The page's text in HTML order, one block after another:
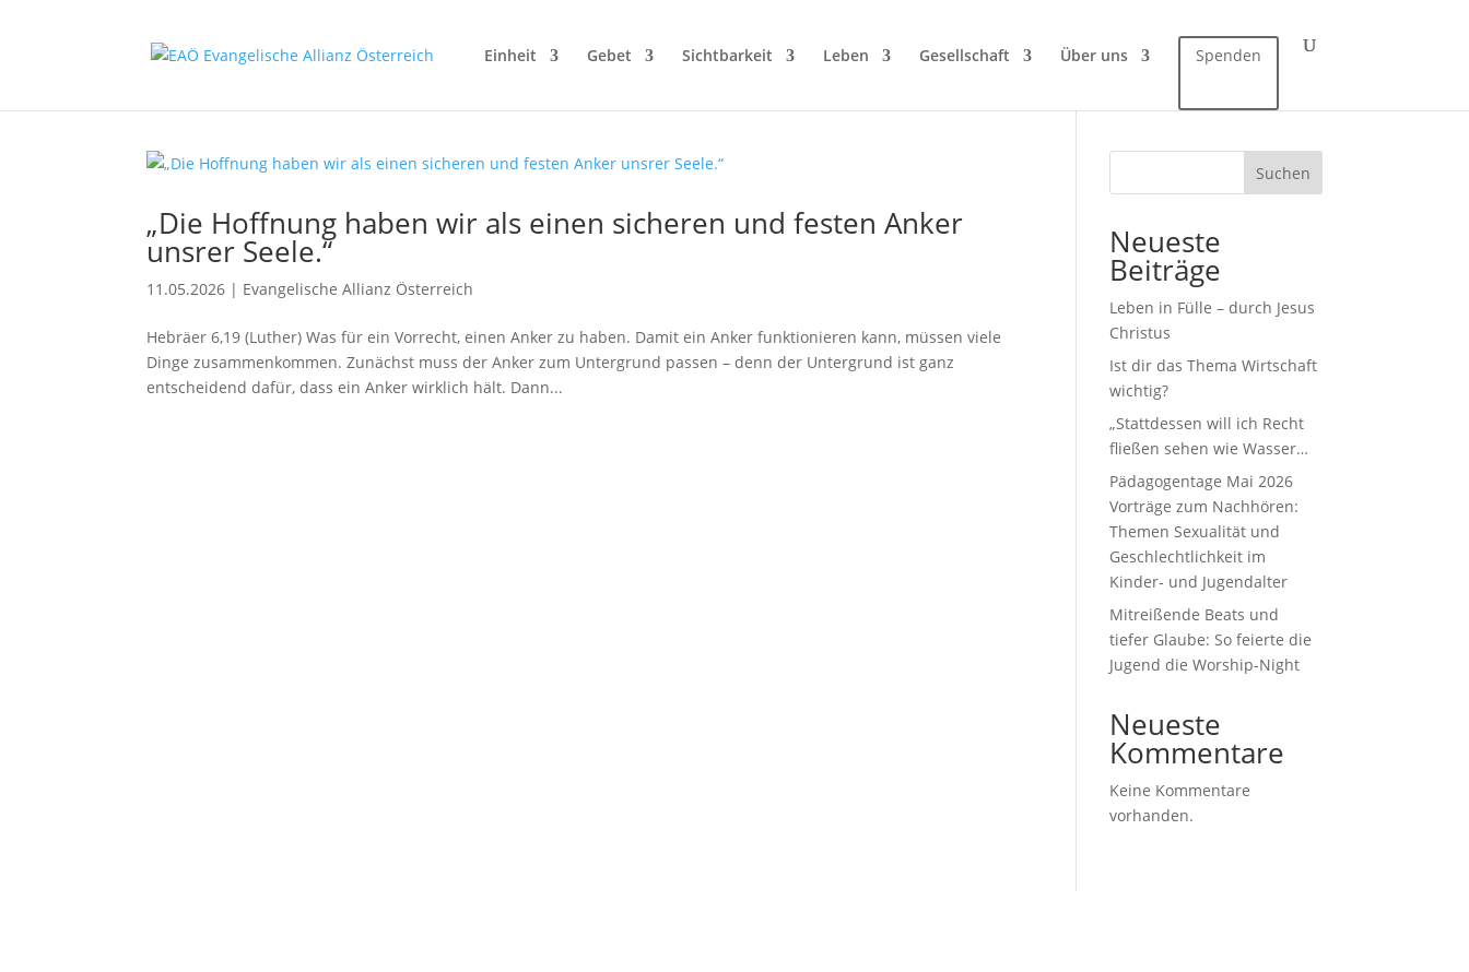
Einheit Gebet Sichtbarkeit Leben Gesellschaft Über uns Spenden
„Die Hoffnung haben wir als einen sicheren und festen Anker
unsrer Seele.“
11.05.2026 | Evangelische Allianz Österreich
Hebräer 6,19 (Luther) Was für ein Vorrecht, einen Anker zu haben. Damit ein Anker funktionieren kann, müssen viele
Dinge zusammenkommen. Zunächst muss der Anker zum Untergrund passen – denn der Untergrund ist ganz
entscheidend dafür, dass ein Anker wirklich hält. Dann...
Suchen
Neueste
Beiträge
Leben in Fülle – durch Jesus
Christus
Ist dir das Thema Wirtschaft
wichtig?
„Stattdessen will ich Recht
fließen sehen wie Wasser…
Pädagogentage Mai 2026
Vorträge zum Nachhören:
Themen Sexualität und
Geschlechtlichkeit im
Kinder- und Jugendalter
Mitreißende Beats und
tiefer Glaube: So feierte die
Jugend die Worship-Night
Neueste
Kommentare
Keine Kommentare
vorhanden.